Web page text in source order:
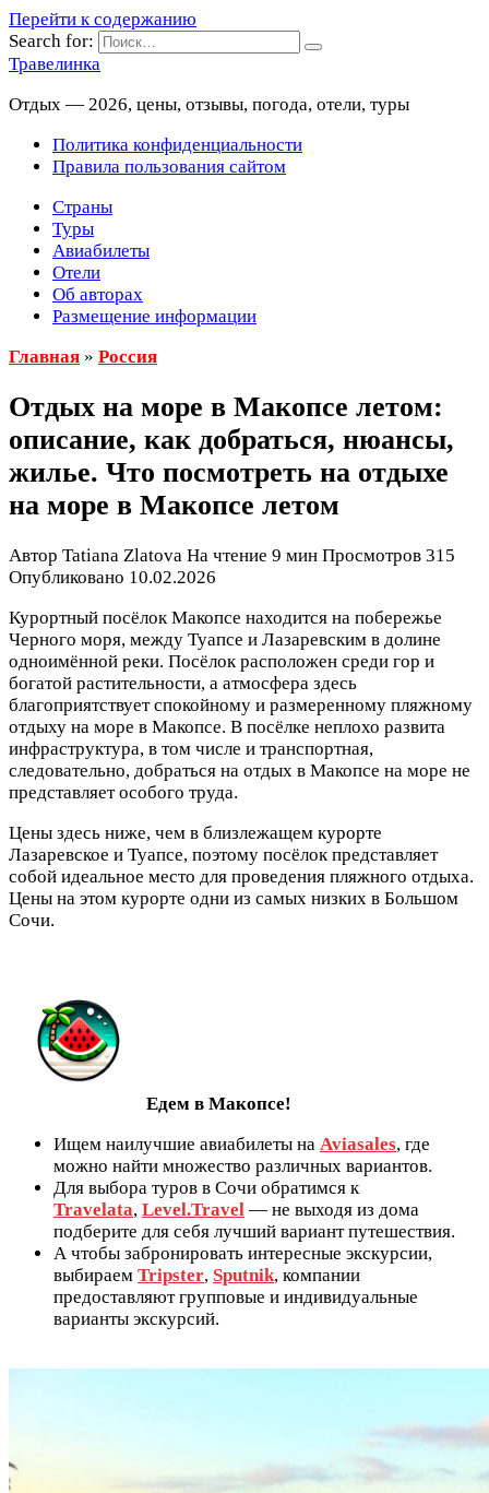
Перейти к содержанию
Search for:
Травелинка
Отдых — 2026, цены, отзывы, погода, отели, туры
Политика конфиденциальности
Правила пользования сайтом
Страны
Туры
Авиабилеты
Отели
Об авторах
Размещение информации
Главная » Россия
Отдых на море в Макопсе летом:
описание, как добраться, нюансы,
жилье. Что посмотреть на отдыхе
на море в Макопсе летом
Автор Tatiana Zlatova На чтение 9 мин Просмотров 315
Опубликовано 10.02.2026
Курортный посёлок Макопсе находится на побережье
Черного моря, между Туапсе и Лазаревским в долине
одноимённой реки. Посёлок расположен среди гор и
богатой растительности, а атмосфера здесь
благоприятствует спокойному и размеренному пляжному
отдыху на море в Макопсе. В посёлке неплохо развита
инфраструктура, в том числе и транспортная,
следовательно, добраться на отдых в Макопсе на море не
представляет особого труда.
Цены здесь ниже, чем в близлежащем курорте
Лазаревское и Туапсе, поэтому посёлок представляет
собой идеальное место для проведения пляжного отдыха.
Цены на этом курорте одни из самых низких в Большом
Сочи.
Едем в Макопсе!
Ищем наилучшие авиабилеты на Aviasales, где
можно найти множество различных вариантов.
Для выбора туров в Сочи обратимся к
Travelata, Level.Travel — не выходя из дома
подберите для себя лучший вариант путешествия.
А чтобы забронировать интересные экскурсии,
выбираем Tripster, Sputnik, компании
предоставляют групповые и индивидуальные
варианты экскурсий.